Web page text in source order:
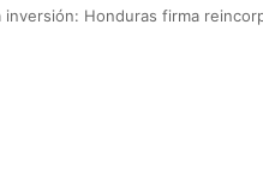
inversión: Honduras firma